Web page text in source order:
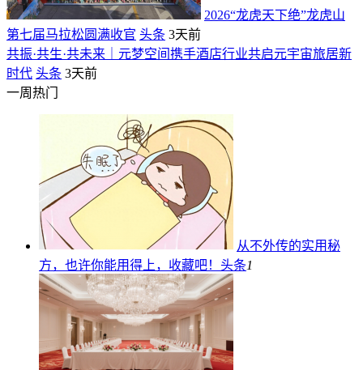
2026“龙虎天下绝”龙虎山
第七届马拉松圆满收官 头条 3天前
共振·共生·共未来｜元梦空间携手酒店行业共启元宇宙旅居新
时代 头条 3天前
一周热门
从不外传的实用秘
方，也许你能用得上，收藏吧！ 头条1